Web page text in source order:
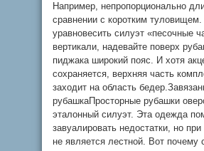
Например, непропорционально
сравнении с коротким
уравновесить силуэт «песочные
вертикали, надевайте поверх
пиджака широкий пояс. И хотя
сохраняется, верхняя часть
заходит на область
рубашкаПросторные рубашки
эталонный силуэт. Эта одежда
завуалировать недостатки, но при
не является лестной. Вот почему